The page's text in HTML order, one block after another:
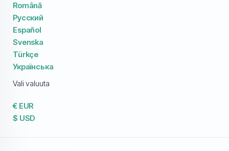
Română
Русский
Español
Svenska
Türkçe
Українська
Vali valuuta
€ EUR
$ USD